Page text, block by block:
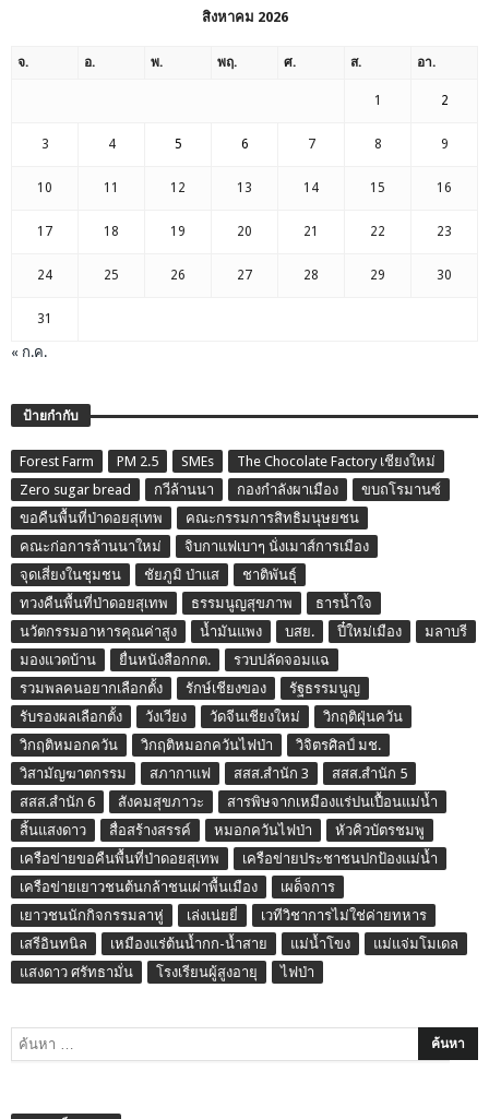
สิงหาคม 2026
จ. อ. พ. พฤ. ศ. ส. อา.
1 2
3 4 5 6 7 8 9
10 11 12 13 14 15 16
17 18 19 20 21 22 23
24 25 26 27 28 29 30
31
« ก.ค.
ป้ายกำกับ
Forest Farm PM 2.5 SMEs
The Chocolate Factory เชียงใหม่
Zero sugar bread
กวีล้านนา กองกำลังผาเมือง
ขบถโรมานซ์
ขอคืนพื้นที่ป่าดอยสุเทพ
คณะกรรมการสิทธิมนุษยชน
คณะก่อการล้านนาใหม่
จิบกาแฟเบาๆ นั่งเมาส์การเมือง
จุดเสี่ยงในชุมชน
ชัยภูมิ ป่าแส
ชาติพันธุ์
ทวงคืนพื้นที่ป่าดอยสุเทพ
ธรรมนูญสุขภาพ
ธารน้ำใจ
นวัตกรรมอาหารคุณค่าสูง
น้ำมันแพง บสย. ปี๋ใหม่เมือง
มลาบรี
มองแวดบ้าน
ยื่นหนังสือกกต.
รวบปลัดจอมแฉ
รวมพลคนอยากเลือกตั้ง
รักษ์เชียงของ
รัฐธรรมนูญ
รับรองผลเลือกตั้ง
วังเวียง วัดจีนเชียงใหม่
วิกฤติฝุ่นควัน
วิกฤติหมอกควัน
วิกฤติหมอกควันไฟป่า
วิจิตรศิลป์ มช.
วิสามัญฆาตกรรม
สภากาแฟ สสส.สำนัก 3
สสส.สำนัก 5
สสส.สำนัก 6
สังคมสุขภาวะ
สารพิษจากเหมืองแร่ปนเปื้อนแม่น้ำ
สิ้นแสงดาว
สื่อสร้างสรรค์ หมอกควันไฟป่า
หัวคิวบัตรชมพู
เครือข่ายขอคืนพื้นที่ป่าดอยสุเทพ
เครือข่ายประชาชนปกป้องแม่น้ำ
เครือข่ายเยาวชนต้นกล้าชนเผ่าพื้นเมือง
เผด็จการ
เยาวชนนักกิจกรรมลาหู่
เล่งเน่ยยี่
เวทีวิชาการไม่ใช่ค่ายทหาร
เสรีอินทนิล
เหมืองแร่ต้นน้ำกก-น้ำสาย แม่น้ำโขง
แม่แจ่มโมเดล
แสงดาว ศรัทธามั่น
โรงเรียนผู้สูงอายุ ไฟป่า